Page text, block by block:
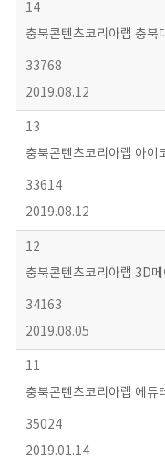
14
충북콘텐츠코리아랩 충북
33768
2019.08.12
13
충북콘텐츠코리아랩 아이
33614
2019.08.12
12
충북콘텐츠코리아랩 3D
34163
2019.08.05
11
충북콘텐츠코리아랩 에듀
35024
2019.01.14